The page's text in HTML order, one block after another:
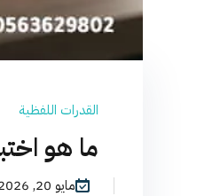
القدرات اللفظية
ما هو
مايو 20, 2026